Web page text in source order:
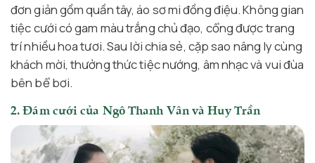
đơn giản gồm quần tây, áo sơ mi đồng điệu. Không gian
tiệc cưới có gam màu trắng chủ đạo, cổng được trang
trí nhiều hoa tươi. Sau lời chia sẻ, cặp sao nâng ly cùng
khách mời, thưởng thức tiệc nướng, âm nhạc và vui đùa
bên bể bơi.
2. Đám cưới của Ngô Thanh Vân và Huy Trần